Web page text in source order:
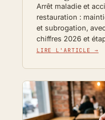
Arrêt maladie et
restauration :
et subrogation,
chiffres 2026 et
LIRE L'ARTICLE →